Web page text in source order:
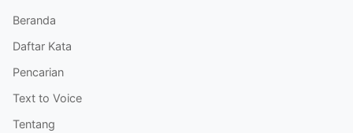
Beranda
Daftar Kata
Pencarian
Text to Voice
Tentang